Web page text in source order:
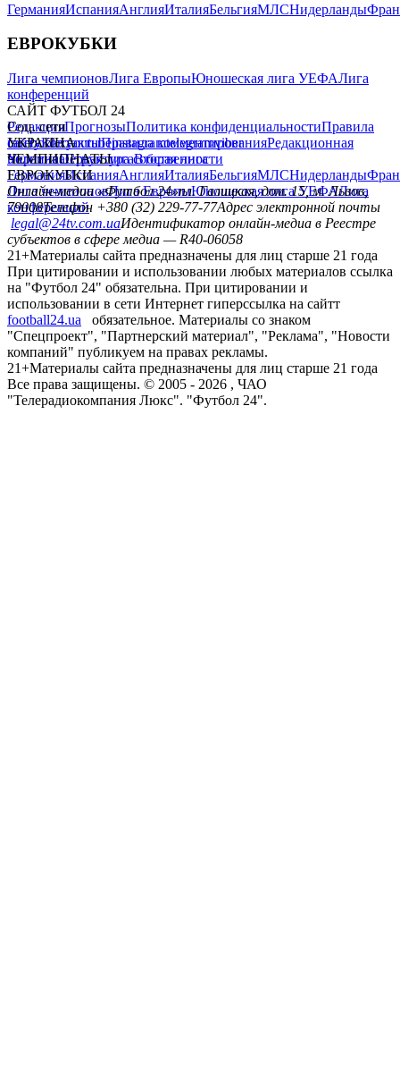
ГерманияИспанияАнглияИталияБельгияМЛСНидерланды
ЕВРОКУБКИ
Лига чемпионовЛига ЕвропыЮношеская лига УЕФАЛига
конференций
САЙТ ФУТБОЛ 24
РедакцияПрогнозыПолитика конфиденциальностиПравила
сайтуКонтактыПравила комментированияРедакционная
политикаСтруктура собственности
Соц. сети
facebookxyoutubeinstagramtelegramviber
УКРАИНА
УкраинаПервая лигаВторая лига
ЧЕМПИОНАТЫ
ГерманияИспанияАнглияИталияБельгияМЛСНидерланды
ЕВРОКУБКИ
Лига чемпионовЛига ЕвропыЮношеская лига УЕФАЛига
конференций
Онлайн-медиа «Футбол 24»пл. Галицкая, дом. 15, м. Львов,
79008Телефон +380 (32) 229-77-77Адрес электронной почты
legal@24tv.com.uaИдентификатор онлайн-медиа в Реестре
субъектов в сфере медиа — R40-06058
21+Материалы сайта предназначены для лиц старше 21 года
При цитировании и использовании любых материалов ссылка
на "Футбол 24" обязательна. При цитировании и
использовании в сети Интернет гиперссылка на сайтт
football24.ua
обязательное. Материалы со знаком
"Спецпроект", "Партнерский материал", "Реклама", "Новости
компаний" публикуем на правах рекламы.
21+Материалы сайта предназначены для лиц старше 21 года
Все права защищены. © 2005 - 2026 , ЧАО
"Телерадиокомпания Люкс". "Футбол 24".